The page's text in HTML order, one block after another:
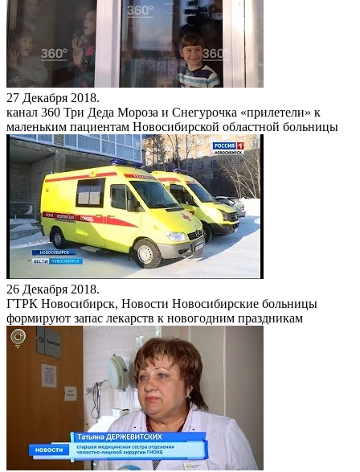
27 Декабря 2018.
канал 360 Три Деда Мороза и Снегурочка «прилетели» к
маленьким пациентам Новосибирской областной больницы
26 Декабря 2018.
ГТРК Новосибирск, Новости Новосибирские больницы
формируют запас лекарств к новогодним праздникам